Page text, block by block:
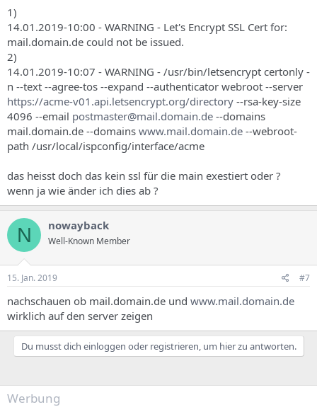
1)
14.01.2019-10:00 - WARNING - Let's Encrypt SSL Cert for:
mail.domain.de could not be issued.
2)
14.01.2019-10:07 - WARNING - /usr/bin/letsencrypt certonly -
n --text --agree-tos --expand --authenticator webroot --server
https://acme-v01.api.letsencrypt.org/directory --rsa-key-size
4096 --email postmaster@mail.domain.de --domains
mail.domain.de --domains www.mail.domain.de --webroot-
path /usr/local/ispconfig/interface/acme
das heisst doch das kein ssl für die main exestiert oder ?
wenn ja wie änder ich dies ab ?
N nowayback
Well-Known Member
15. Jan. 2019 #7
nachschauen ob mail.domain.de und www.mail.domain.de
wirklich auf den server zeigen
Du musst dich einloggen oder registrieren, um hier zu antworten.
Werbung